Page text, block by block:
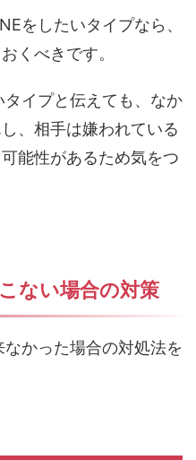
をしたいタイプなら、
くべきです。
イプと伝えても、なか
、相手は嫌われている
能性があるため気をつ
ない場合の対策
かった場合の対処法を